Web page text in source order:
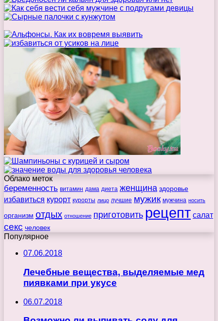
Облако меток
беременность витамин дама диета женщина здоровье
избавиться курорт курорты лицо лучшие мужик мужчина носить
организм отдых отношение приготовить рецепт салат
секс человек
Популярное
07.06.2018
Лечебные вещества, выделяемые мед
пиявками при укусе
06.07.2018